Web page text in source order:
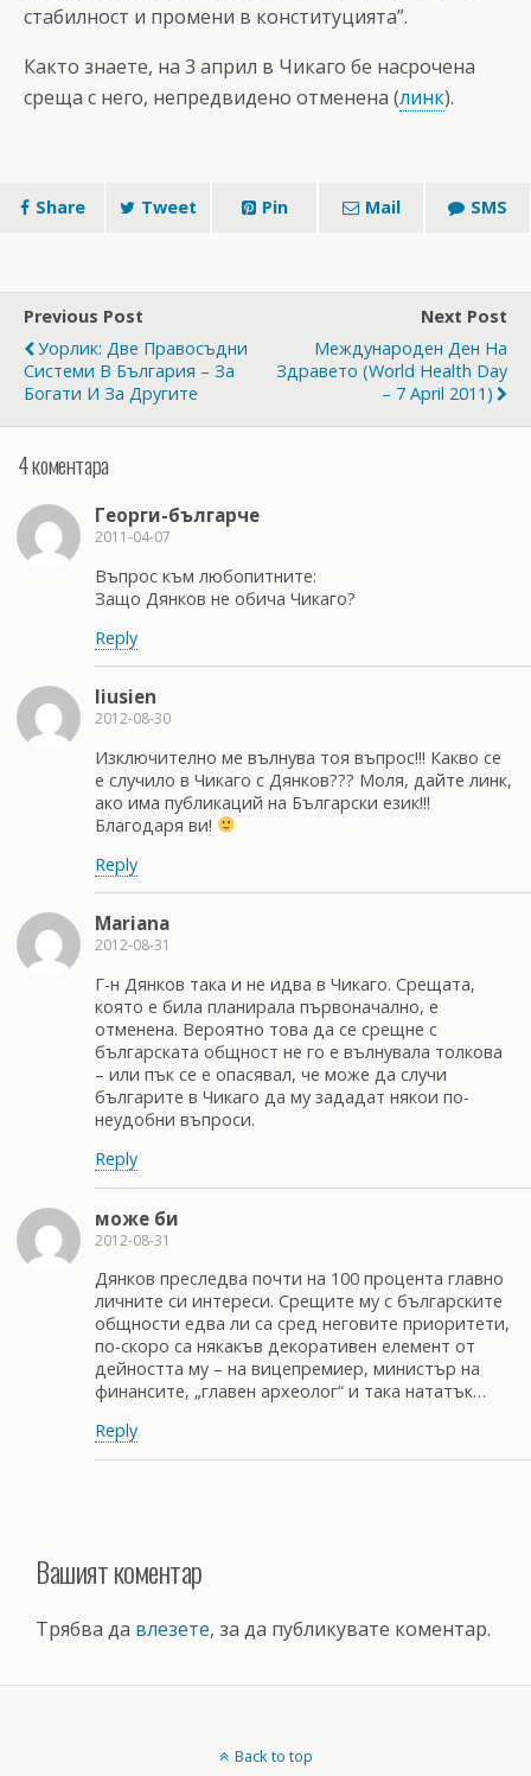
стабилност и промени в конституцията”.
Както знаете, на 3 април в Чикаго бе насрочена
среща с него, непредвидено отменена (линк).
Share Tweet Pin Mail SMS
Previous Post
Уорлик: Две Правосъдни
Системи В България – За
Богати И За Другите
Next Post
Международен Ден На
Здравето (World Health Day
– 7 April 2011)
4 коментара
Георги-българче
2011-04-07
Въпрос към любопитните:
Защо Дянков не обича Чикаго?
Reply
liusien
2012-08-30
Изключително ме вълнува тоя въпрос!!! Какво се
е случило в Чикаго с Дянков??? Моля, дайте линк,
ако има публикаций на Български език!!!
Благодаря ви!
Reply
Mariana
2012-08-31
Г-н Дянков така и не идва в Чикаго. Срещата,
която е била планирала първоначално, е
отменена. Вероятно това да се срещне с
българската общност не го е вълнувала толкова
– или пък се е опасявал, че може да случи
българите в Чикаго да му зададат някои по-
неудобни въпроси.
Reply
може би
2012-08-31
Дянков преследва почти на 100 процента главно
личните си интереси. Срещите му с българските
общности едва ли са сред неговите приоритети,
по-скоро са някакъв декоративен елемент от
дейността му – на вицепремиер, министър на
финансите, „главен археолог“ и така нататък…
Reply
Вашият коментар
Трябва да влезете, за да публикувате коментар.
Back to top